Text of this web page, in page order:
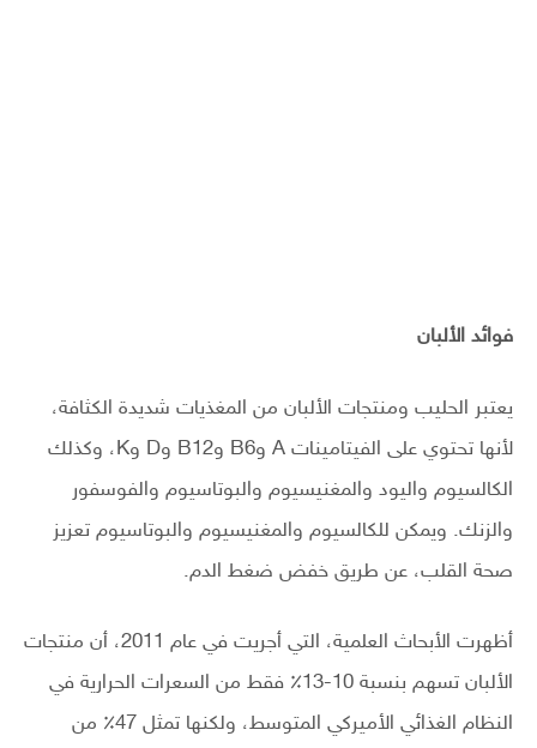
فوائد الألبان
يعتبر الحليب ومنتجات الألبان من المغذيات شديدة الكثافة،
لأنها تحتوي على الفيتامينات A وB6 وB12 وD وK، وكذلك
الكالسيوم واليود والمغنيسيوم والبوتاسيوم والفوسفور
والزنك. ويمكن للكالسيوم والمغنيسيوم والبوتاسيوم تعزيز
صحة القلب، عن طريق خفض ضغط الدم.
أظهرت الأبحاث العلمية، التي أجريت في عام 2011، أن منتجات
الألبان تسهم بنسبة 10-13٪ فقط من السعرات الحرارية في
النظام الغذائي الأميركي المتوسط، ولكنها تمثل 47٪ من